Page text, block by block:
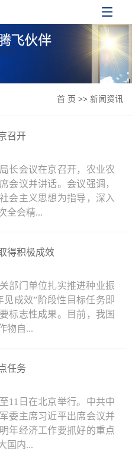
首 页 >> 新闻资讯
召开
长会议在京召开，农业农
会议并讲话。会议强调，
会主义思想为指导，深入
全会精...
得积极成效
部门单位扎实推进种业振
成效”阶段性目标任务即
标志性成果。目前，我国
物自...
任务
11日在北京举行。中共中
委主席习近平出席会议并
年经济工作要抓好的重点
国内...